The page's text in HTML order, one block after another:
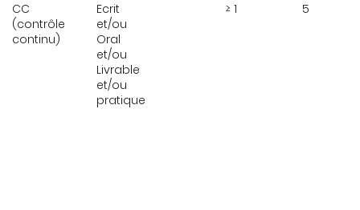
CC
(contrôle
continu)
Ecrit
et/ou
Oral
et/ou
Livrable
et/ou
pratique
≥ 1 5